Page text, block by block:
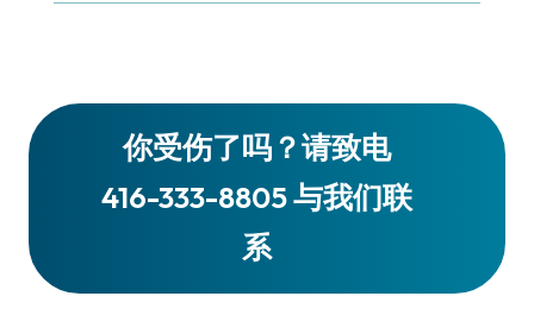
你受伤了吗？请致电
416-333-8805 与我们联
系